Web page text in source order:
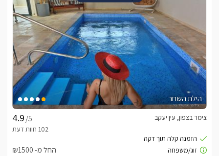
הילת השחר
/5
צימר בצפון, עין יעקב
החל מ- ₪1500